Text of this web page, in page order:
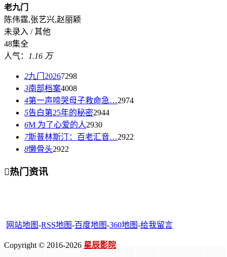
老九门
陈伟霆,张艺兴,赵丽颖
未录入 / 其他
48集全
人气：
1.16 万
2九门20267298
3南部档案4008
4第一声啼哭母子救命急…2974
5告白第25年的秘密2944
6M 为了心爱的人2930
7斯普林斯汀：百老汇音…2922
8懒骨头2922
热门资讯
网站地图-RSS地图-百度地图-360地图-给我留言
Copyright © 2016-2026 星辰影院